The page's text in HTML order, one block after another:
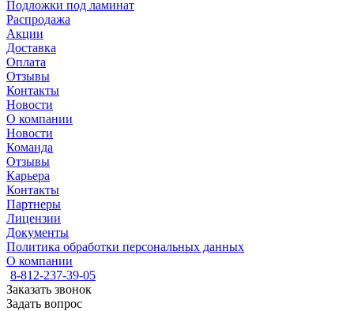
Подложки под ламинат
Распродажа
Акции
Доставка
Оплата
Отзывы
Контакты
Новости
О компании
Новости
Команда
Отзывы
Карьера
Контакты
Партнеры
Лицензии
Документы
Политика обработки персональных данных
О компании
8-812-237-39-05
Заказать звонок
Задать вопрос